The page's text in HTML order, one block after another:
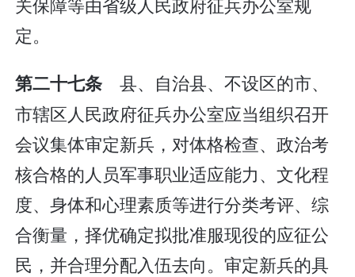
定。
第二十七条 县、自治县、不设区的市、
市辖区人民政府征兵办公室应当组织召开
会议集体审定新兵，对体格检查、政治考
核合格的人员军事职业适应能力、文化程
度、身体和心理素质等进行分类考评、综
合衡量，择优确定拟批准服现役的应征公
民，并合理分配入伍去向。审定新兵的具